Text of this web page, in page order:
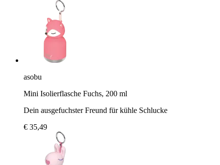
asobu
Mini Isolierflasche Fuchs, 200 ml
Dein ausgefuchster Freund für kühle Schlucke
€ 35,49